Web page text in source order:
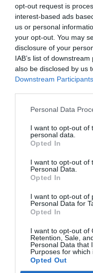
opt-out request is
interest-based ads
us or personal
your opt-out. You may
disclosure of your
IAB’s list of
also be disclosed by us
Downstream Participants
Personal Data
I want to opt-out of
personal data.
Opted In
I want to opt-out of
Personal Data.
Opted In
I want to opt-out of
Personal Data for
Opted In
I want to opt-out of
Retention, Sale,
Personal Data that
Purposes for which
Opted Out